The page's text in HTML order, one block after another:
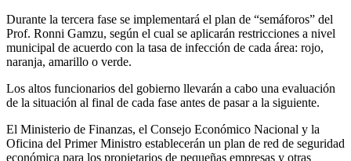
Durante la tercera fase se implementará el plan de “semáforos” del
Prof. Ronni Gamzu, según el cual se aplicarán restricciones a nivel
municipal de acuerdo con la tasa de infección de cada área: rojo,
naranja, amarillo o verde.
Los altos funcionarios del gobierno llevarán a cabo una evaluación
de la situación al final de cada fase antes de pasar a la siguiente.
El Ministerio de Finanzas, el Consejo Económico Nacional y la
Oficina del Primer Ministro establecerán un plan de red de seguridad
económica para los propietarios de pequeñas empresas y otras